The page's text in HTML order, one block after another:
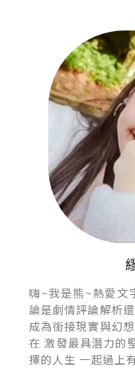
嗨~我是熊~熱愛文
論是劇情評論解析
成為銜接現實與幻
在 激發最具潛力的
擇的人生 一起過